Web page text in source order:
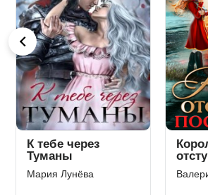
Искры огня.
Академия Пяти
Стихий
Анна Платунова